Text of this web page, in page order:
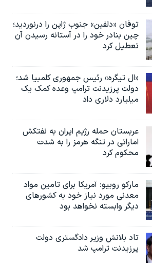
توفان «دلفین» جنوب ژاپن را درنوردید؛
چین بنادر خود را در آستانه رسیدن آن
تعطیل کرد
«ال تیگره» رئیس جمهوری کلمبیا شد؛
دولت پرزیدنت ترامپ وعده کمک یک
میلیارد دلاری داد
عربستان حمله رژیم ایران به نفتکش
اماراتی در تنگه هرمز را به‌ شدت
محکوم کرد
مارکو روبیو: آمریکا برای تامین مواد
معدنی مورد نیاز خود به کشورهای
دیگر وابسته نخواهد بود
تاد بلانش وزیر دادگستری دولت
پرزیدنت ترامپ شد